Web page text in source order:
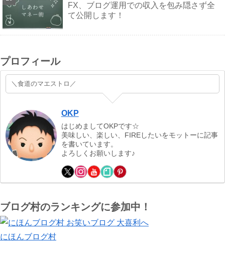
FX、ブログ運用での収入を包み隠さず全
て公開します！
プロフィール
＼食道のマエストロ／
OKP
はじめましてOKPです☆
美味しい、楽しい、FIREしたいをモットーに記事
を書いています。
よろしくお願いします♪
ブログ村のランキングに参加中！
にほんブログ村